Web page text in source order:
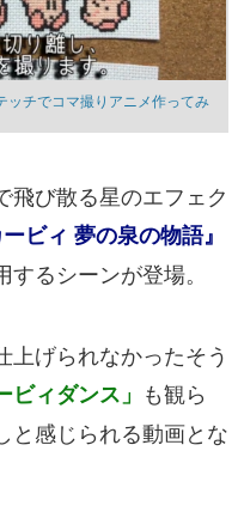
ッチでコマ撮りアニメ作ってみ
び散る星のエフェク
ービィ 夢の泉の物語』
るシーンが登場。
げられなかったそう
ビィダンス」 も観ら
と感じられる動画とな